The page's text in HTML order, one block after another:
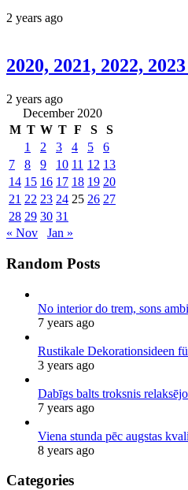
2 years ago
2020, 2021, 2022,
2 years ago
December 2020
M T W T F S
S
1
2 3 4 5
6
7
8 9 10 11 12 13
14 15 16 17 18 19 20
21 22 23 24 25 26 27
28 29 30 31
« Nov
Jan »
Random Posts
No interior do trem, sons
7 years ago
Rustikale Dekorationsideen
3 years ago
Dabīgs balts troksnis
7 years ago
Viena stunda pēc augstas
8 years ago
Categories